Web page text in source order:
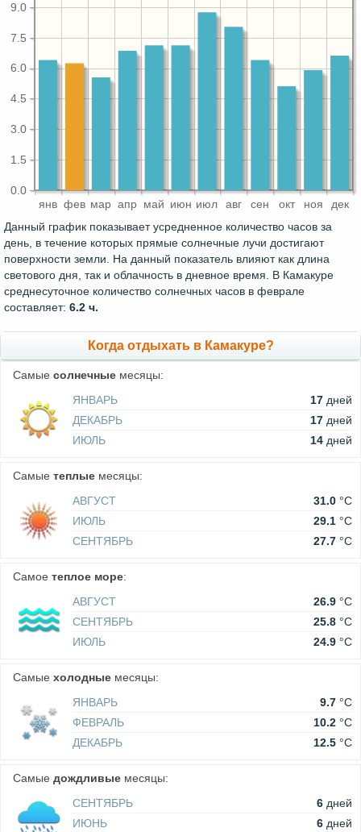
янв фев мар апр май июн июл авг сен окт ноя дек
0.0
1.5
3.0
4.5
6.0
7.5
9.0
Данный график показывает усредненное количество часов за
день, в течение которых прямые солнечные лучи достигают
поверхности земли. На данный показатель влияют как длина
светового дня, так и облачность в дневное время. В Камакуре
среднесуточное количество солнечных часов в феврале
составляет: 6.2 ч.
Когда отдыхать в Камакуре?
Самые солнечные месяцы:
ЯНВАРЬ
17 дней
ДЕКАБРЬ
17 дней
ИЮЛЬ
14 дней
Самые теплые месяцы:
АВГУСТ
31.0 °C
ИЮЛЬ
29.1 °C
СЕНТЯБРЬ
27.7 °C
Самое теплое море:
АВГУСТ
26.9 °C
СЕНТЯБРЬ
25.8 °C
ИЮЛЬ
24.9 °C
Самые холодные месяцы:
ЯНВАРЬ
9.7 °C
ФЕВРАЛЬ
10.2 °C
ДЕКАБРЬ
12.5 °C
Самые дождливые месяцы:
СЕНТЯБРЬ
6 дней
ИЮНЬ
6 дней